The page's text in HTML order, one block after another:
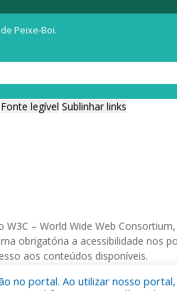
Peixe-Boi.
no portal. Ao utilizar nosso
Fonte legível Sublinhar links
– World Wide Web
obrigatória a acessibilidade
aos conteúdos disponíveis.
e através do utilitário